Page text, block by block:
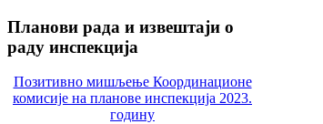
Планови рада и извештаји о
раду инспекција
Позитивно мишљење Координационе
комисије на планове инспекција 2023.
годину